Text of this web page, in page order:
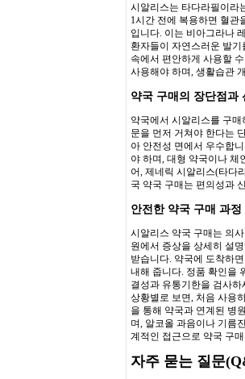
시알리스는 타다라필이라
1시간 전에 복용하면 혈관
입니다. 이는 비아그라나
환자들이 자연스러운 발
속에서 편안하게 사용할
사용해야 하며, 생활습관
약국 구매의 장단점과
약국에서 시알리스를 구
문을 먼저 거쳐야 한다는
아 안전성 면에서 우수합
야 하며, 대형 약국이나 체
어, 제네릭 시알리스(타다
국 약국 구매는 편의성과
안전한 약국 구매 과정
시알리스 약국 구매는 의
원에서 증상을 상세히 설
받습니다. 약국에 도착하
내해 줍니다. 정품 확인을
결성과 유통기한을 검사하
상황별로 보면, 처음 사용
을 통해 약국과 연계된 병
며, 알코올 과음이나 기름
계적인 접근으로 약국 구
자주 묻는 질문